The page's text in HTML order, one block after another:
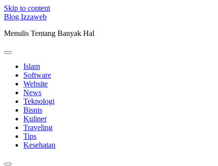
Skip to content
Blog Izzaweb
Menulis Tentang Banyak Hal
Islam
Software
Website
News
Teknologi
Bisnis
Kuliner
Traveling
Tips
Kesehatan